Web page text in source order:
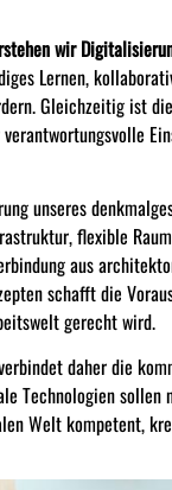
wir
Lernen,
Gleichzeitig ist
unseres
flexible
aus
schafft die
gerecht wird.
daher die
Technologien
Welt kompetent,